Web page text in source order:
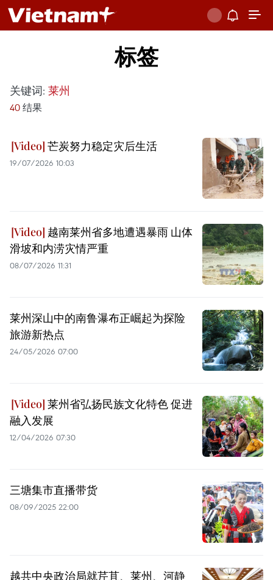
标签
关键词: 莱州
40 结果
芒炭努力稳定灾后生活
19/07/2026 10:03
越南莱州省多地遭遇暴雨 山体
滑坡和内涝灾情严重
08/07/2026 11:31
莱州深山中的南鲁瀑布正崛起为探险
旅游新热点
24/05/2026 07:00
莱州省弘扬民族文化特色 促进
融入发展
12/04/2026 07:30
三塘集市直播带货
08/09/2025 22:00
越共中央政治局就芹苴、莱州、河静